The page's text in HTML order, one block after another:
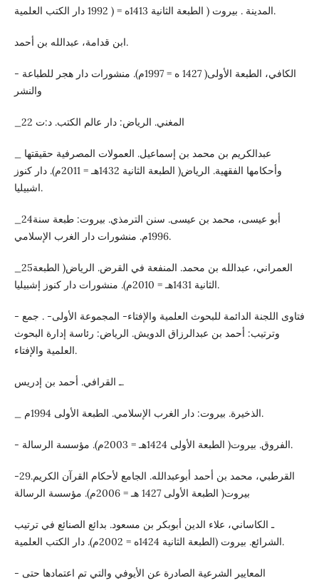
المدينة . بيروت ( الطبعة الثانية 1413ه = ( 1992 دار الكتب العلمية.
ابن قدامة، عبدالله بن أحمد.
- الكافي، الطبعة الأولى( 1427 ه = 1997م). منشورات دار هجر للطباعة
والنشر
_22 المغني. الرياض: دار عالم الكتب. د:ت
وأحكامها الفقهية. الرياض( الطبعة الثانية 1432هـ = 2011م). دار كنوز
اشبيليا.
_24أبو عيسى، محمد بن عيسى. سنن الترمذي. بيروت: طبعة سنة
1996م. منشورات دار الغرب الإسلامي.
_25العمراني، عبدالله بن محمد. المنفعة في القرض. الرياض( الطبعة
الثانية 1431هـ = 2010م). منشورات دار كنوز إشبيليا.
- فتاوى اللجنة الدائمة للبحوث العلمية والإفتاء- المجموعة الأولى- . جمع
وترتيب: أحمد بن عبدالرزاق الدويش. الرياض: رئاسة إدارة البحوث
العلمية والإفتاء.
ـ القرافي. أحمد بن إدريس.
_ الذخيرة. بيروت: دار الغرب الإسلامي. الطبعة الأولى 1994م.
- الفروق. بيروت( الطبعة الأولى 1424هـ = 2003م). مؤسسة الرسالة.
-29القرطبي، محمد بن أحمد أبوعبدالله. الجامع لأحكام القرآن الكريم.
بيروت( الطبعة الأولى 1427 هـ = 2006م). مؤسسة الرسالة
ـ الكاساني، علاء الدين أبوبكر بن مسعود. بدائع الصنائع في ترتيب
الشرائع. بيروت (الطبعة الثانية 1424ه = 2002م). دار الكتب العلمية.
- المعايير الشرعية الصادرة عن الأيوفي والتي تم اعتمادها حتى